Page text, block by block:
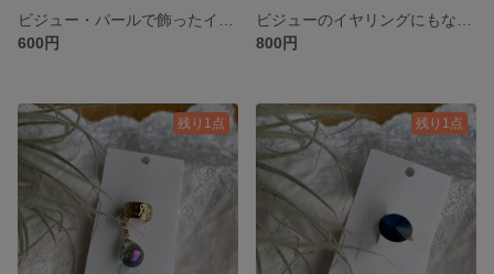
600円
800円
残り1点 残り1点